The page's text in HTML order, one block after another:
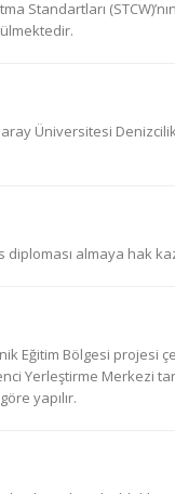
Standartları
Üniversitesi
almaya hak
Eğitim Bölgesi
Yerleştirme Merkezi
yapılır.